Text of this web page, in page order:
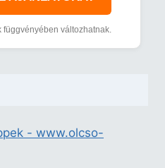
függvényében változhatnak.
- www.olcso-